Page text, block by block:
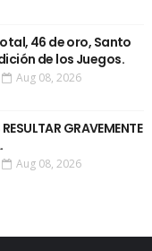
46 de oro, Santo
de los Juegos.
Aug 08, 2026
GRAVEMENTE
Aug 08, 2026